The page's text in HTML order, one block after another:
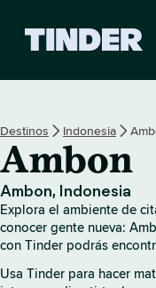
o
i
n
d
r
Destinos Indonesia
Ambon
Ambon, Indonesia
Explora el ambiente de
conocer gente nueva:
con Tinder podrás
Usa Tinder para hacer